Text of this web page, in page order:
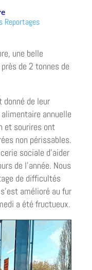
Reportages
une belle
de 2 tonnes de
donné de leur
annuelle
et sourires ont
non périssables.
sociale d’aider
de l’année. Nous
de difficultés
amélioré au fur
a été fructueux.